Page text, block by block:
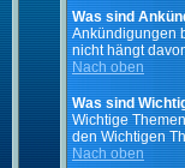
Was sind
Ankündigungen
nicht hängt
Nach oben
Was sind
Wichtige
den Wichtigen
Nach oben